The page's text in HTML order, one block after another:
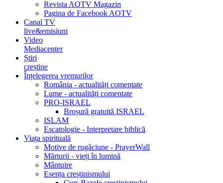
Revista AOTV Magazin
Pagina de Facebook AOTV
Canal TV
live&emisiuni
Video
Mediacenter
Știri
creștine
Înțelegerea vremurilor
România - actualități comentate
Lume - actualități comentate
PRO-ISRAEL
Broșură gratuită ISRAEL
ISLAM
Escatologie - Interpretare biblică
Viața spirituală
Motive de rugăciune - PrayerWall
Mărturii - vieți în lumină
Mântuire
Esența creștinismului